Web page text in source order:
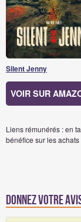
Silent Jenny
VOIR SUR
Liens rémunérés : en
bénéfice sur les
Donnez votre